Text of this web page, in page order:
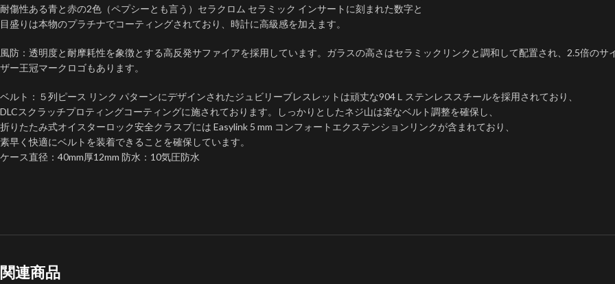
耐傷性ある青と赤の2色（ペプシーとも言う）セラクロム セラミック インサートに刻まれた数字と
目盛りは本物のプラチナでコーティングされており、時計に高級感を加えます。
風防：透明度と耐摩耗性を象徴とする高反発サファイアを採用しています。ガラスの高さはセラミックリンクと調和して配置され、2.5倍の
ザー王冠マークロゴもあります。
ベルト：５列ピース リンク パターンにデザインされたジュビリーブレスレットは頑丈な904Ｌステンレススチールを採用されており、
DLCスクラッチプロティングコーティングに施されております。しっかりとしたネジ山は楽なベルト調整を確保し、
折りたたみ式オイスターロック安全クラスプには Easylink 5 mm コンフォートエクステンションリンクが含まれており、
素早く快適にベルトを装​​着できることを確保しています。
ケース直径：40mm厚12mm 防水：10気圧防水
関連商品